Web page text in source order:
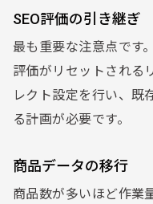
SEO評価の引き継ぎ
最も重要な注意点です
評価がリセットされる
レクト設定を行い、既
る計画が必要です。
商品データの移行
商品数が多いほど作業